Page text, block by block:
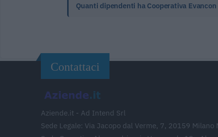
Quanti dipendenti ha Cooperativa Evancon
Contattaci
Aziende.it - Ad Intend Srl
Sede Legale: Via Jacopo dal Verme, 7, 20159 Milano